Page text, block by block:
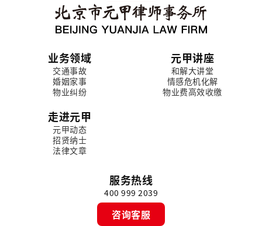
业务领域
交通事故
婚姻家事
物业纠纷
元甲讲座
和解大讲堂
情感危机化解
物业费高效收缴
走进元甲
元甲动态
招贤纳士
法律文章
服务热线
400 999 2039
咨询客服